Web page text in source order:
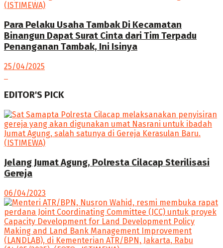
Para Pelaku Usaha Tambak Di Kecamatan
Binangun Dapat Surat Cinta dari Tim Terpadu
Penanganan Tambak, Ini Isinya
25/04/2025
EDITOR'S PICK
Jelang Jumat Agung, Polresta Cilacap Sterilisasi
Gereja
06/04/2023